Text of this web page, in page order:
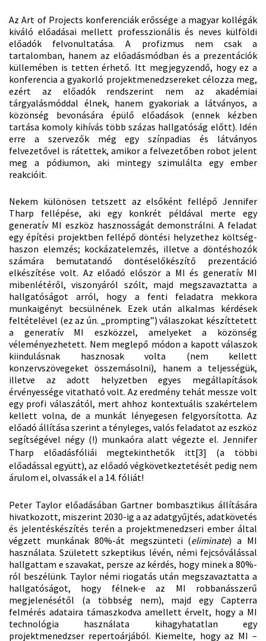
Az Art of Projects konferenciák erőssége a magyar kollégák
kiváló előadásai mellett professzionális és neves külföldi
előadók felvonultatása. A profizmus nem csak a
tartalomban, hanem az előadásmódban és a prezentációk
küllemében is tetten érhető. Itt megjegyzendő, hogy ez a
konferencia a gyakorló projektmenedzsereket célozza meg,
ezért az előadók rendszerint nem az akadémiai
tárgyalásmóddal élnek, hanem gyakoriak a látványos, a
közönség bevonására épülő előadások (ennek kézben
tartása komoly kihívás több százas hallgatóság előtt). Idén
erre a szervezők még egy színpadias és látványos
felvezetővel is rátettek, amikor a felvezetőben robot jelent
meg a pódiumon, aki mintegy szimulálta egy ember
reakcióit.
Nekem különösen tetszett az elsőként fellépő Jennifer
Tharp fellépése, aki egy konkrét példával merte egy
generatív MI eszköz hasznosságát demonstrálni. A feladat
egy építési projektben fellépő döntési helyzethez költség-
haszon elemzés; kockázatelemzés, illetve a döntéshozók
számára bemutatandó döntéselőkészítő prezentáció
elkészítése volt. Az előadó először a MI és generatív MI
mibenlétéről, viszonyáról szólt, majd megszavaztatta a
hallgatóságot arról, hogy a fenti feladatra mekkora
munkaigényt becsülnének. Ezek után alkalmas kérdések
feltételével (ez az ún. „prompting”) válaszokat készíttetett
a generatív MI eszközzel, amelyeket a közönség
véleményezhetett. Nem meglepő módon a kapott válaszok
kiindulásnak hasznosak volta (nem kellett
konzervszövegeket összemásolni), hanem a teljességük,
illetve az adott helyzetben egyes megállapítások
érvényessége vitatható volt. Az eredmény tehát messze volt
egy profi válaszától, mert ahhoz kontextuális szakértelem
kellett volna, de a munkát lényegesen felgyorsította. Az
előadó állítása szerint a tényleges, valós feladatot az eszköz
segítségével négy (!) munkaóra alatt végezte el. Jennifer
Tharp előadásfóliái megtekinthetők itt[3] (a többi
előadással együtt), az előadó végkövetkeztetését pedig nem
árulom el, olvassák el a 14. fóliát!
Peter Taylor előadásában Gartner bombasztikus állítására
hivatkozott, miszerint 2030-ig a az adatgyűjtés, adatkövetés
és jelentéskészítés terén a projektmenedzseri ember által
végzett munkának 80%-át megszünteti (eliminate) a MI
használata. Született szkeptikus lévén, némi fejcsóválással
hallgattam e szavakat, persze az kérdés, hogy minek a 80%-
ról beszélünk. Taylor némi riogatás után megszavaztatta a
hallgatóságot, hogy félnek-e az MI robbanásszerű
megjelenésétől (a többség nem), majd egy Capterra
felmérés adataira támaszkodva amellett érvelt, hogy a MI
technológia használata kihagyhatatlan egy
projektmenedzser repertoárjából. Kiemelte, hogy az MI –